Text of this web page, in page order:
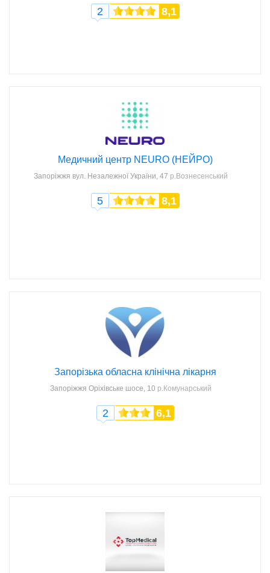
2 8,1
Медичний центр NEURO (НЕЙРО)
Запоріжжя вул. Незалежної України, 47 р.Вознесенський
5 8,1
Запорізька обласна клінічна лікарня
Запоріжжя Оріхівське шосе, 10 р.Комунарський
2 6,1